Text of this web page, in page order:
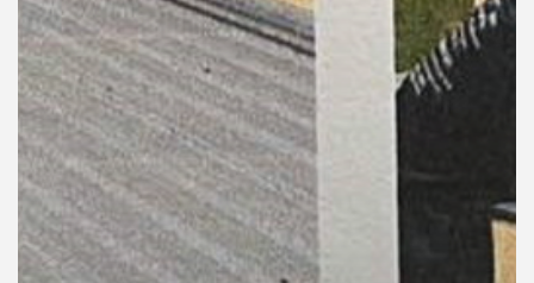
ข่าว
และ
กิจกรรม
เกี่ยว
กับ
เรา